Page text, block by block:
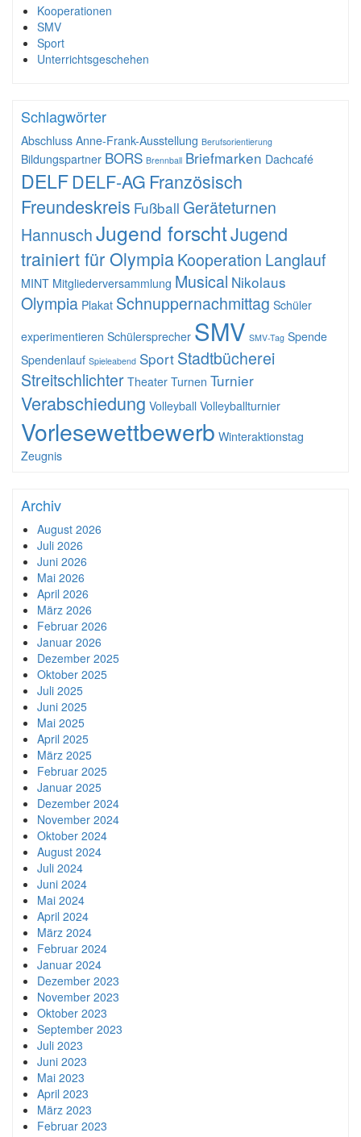
Kooperationen
SMV
Sport
Unterrichtsgeschehen
Schlagwörter
Abschluss Anne-Frank-Ausstellung Berufsorientierung
Bildungspartner BORS Brennball Briefmarken Dachcafé
DELFDELF-AG Französisch
Freundeskreis Fußball Geräteturnen
HannuschJugend forschtJugend
trainiert für OlympiaKooperation Langlauf
MINT Mitgliederversammlung Musical Nikolaus
Olympia Plakat Schnuppernachmittag Schüler
experimentieren Schülersprecher SMV SMV-Tag Spende
Spendenlauf Spieleabend Sport Stadtbücherei
Streitschlichter Theater Turnen Turnier
Verabschiedung Volleyball Volleyballturnier
Vorlesewettbewerb Winteraktionstag
Zeugnis
Archiv
August 2026
Juli 2026
Juni 2026
Mai 2026
April 2026
März 2026
Februar 2026
Januar 2026
Dezember 2025
Oktober 2025
Juli 2025
Juni 2025
Mai 2025
April 2025
März 2025
Februar 2025
Januar 2025
Dezember 2024
November 2024
Oktober 2024
August 2024
Juli 2024
Juni 2024
Mai 2024
April 2024
März 2024
Februar 2024
Januar 2024
Dezember 2023
November 2023
Oktober 2023
September 2023
Juli 2023
Juni 2023
Mai 2023
April 2023
März 2023
Februar 2023